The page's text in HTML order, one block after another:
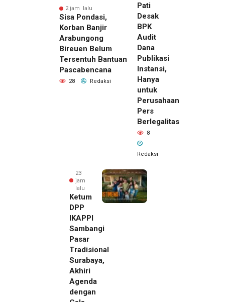
2 jam lalu
Sisa Pondasi,
Korban Banjir
Arabungong
Bireuen Belum
Tersentuh Bantuan
Pascabencana
28 Redaksi
Pati
Desak
BPK
Audit
Dana
Publikasi
Instansi,
Hanya
untuk
Perusahaan
Pers
Berlegalitas
8
Redaksi
23
jam
lalu
Ketum
DPP
IKAPPI
Sambangi
Pasar
Tradisional
Surabaya,
Akhiri
Agenda
dengan